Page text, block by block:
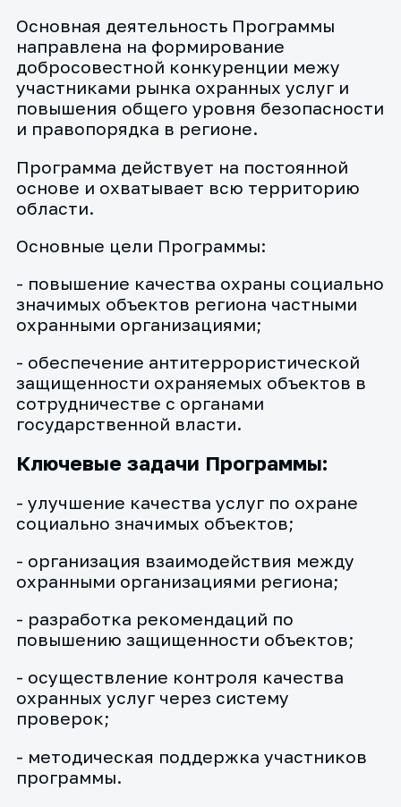
Основная деятельность Программы
направлена на формирование
добросовестной конкуренции межу
участниками рынка охранных услуг и
повышения общего уровня безопасности
и правопорядка в регионе.
Программа действует на постоянной
основе и охватывает всю территорию
области.
Основные цели Программы:
- повышение качества охраны социально
значимых объектов региона частными
охранными организациями;
- обеспечение антитеррористической
защищенности охраняемых объектов в
сотрудничестве с органами
государственной власти.
Ключевые задачи Программы:
- улучшение качества услуг по охране
социально значимых объектов;
- организация взаимодействия между
охранными организациями региона;
- разработка рекомендаций по
повышению защищенности объектов;
- осуществление контроля качества
охранных услуг через систему
проверок;
- методическая поддержка участников
программы.